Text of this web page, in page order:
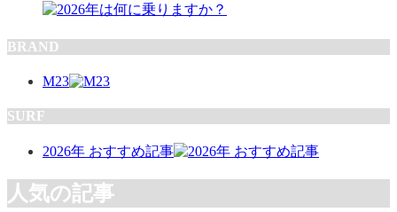
BRAND
M23
SURF
2026年 おすすめ記事
人気の記事